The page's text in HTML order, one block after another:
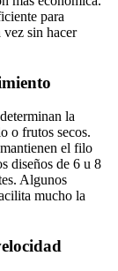
para
vez sin hacer
la
o frutos secos.
el filo
diseños de 6 u 8
Algunos
mucho la